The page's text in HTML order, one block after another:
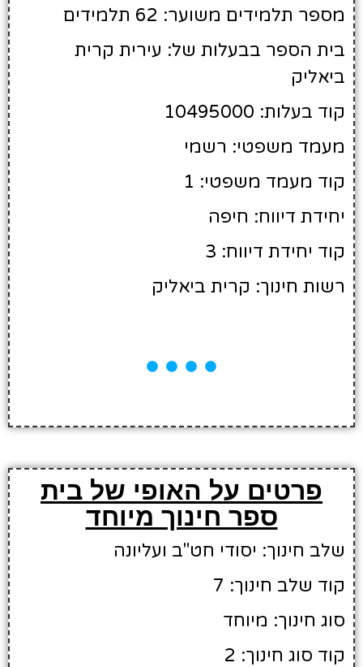
מספר תלמידים משוער: 62 תלמידים
בית הספר בבעלות של: עירית קרית
ביאליק
קוד בעלות: 10495000
מעמד משפטי: רשמי
קוד מעמד משפטי: 1
יחידת דיווח: חיפה
קוד יחידת דיווח: 3
רשות חינוך: קרית ביאליק
פרטים על האופי של בית
ספר חינוך מיוחד
שלב חינוך: יסודי חט"ב ועליונה
קוד שלב חינוך: 7
סוג חינוך: מיוחד
קוד סוג חינוך: 2